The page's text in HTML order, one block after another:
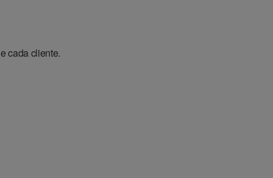
cada cliente.